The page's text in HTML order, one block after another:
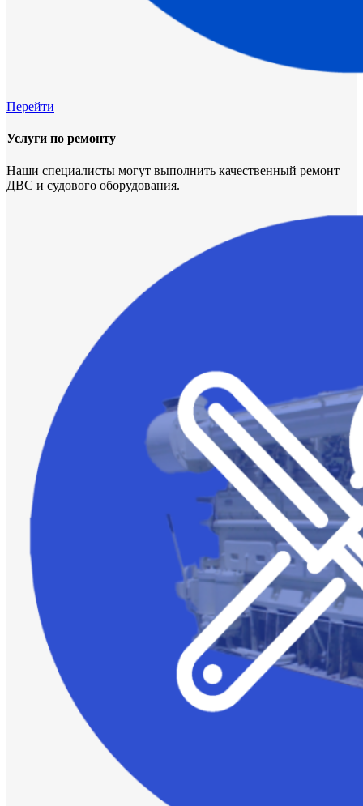
Перейти
Услуги по ремонту
Наши специалисты могут выполнить качественный ремонт
ДВС и судового оборудования.